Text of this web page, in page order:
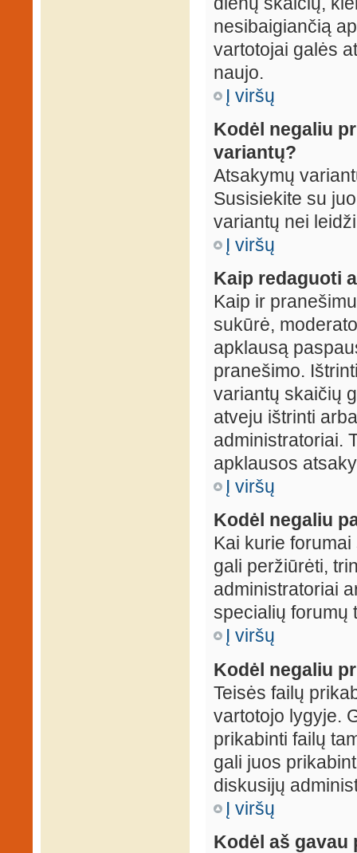
nesibaigiančią
vartotojai galės
naujo.
Į viršų
Kodėl negaliu
variantų?
Atsakymų
Susisiekite su
variantų nei
Į viršų
Kaip redaguoti
Kaip ir
sukūrė,
apklausą
pranešimo.
variantų skaičių
atveju ištrinti
administratoriai.
apklausos
Į viršų
Kodėl negaliu
Kai kurie
gali peržiūrėti,
administratoriai
specialių forumų
Į viršų
Kodėl negaliu
Teisės failų
vartotojo lygyje.
prikabinti failų
gali juos
diskusijų
Į viršų
Kodėl aš gavau